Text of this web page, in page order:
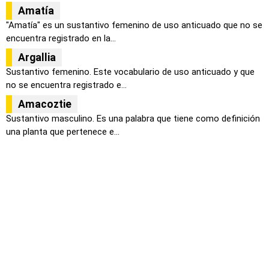
Amatía
"Amatía" es un sustantivo femenino de uso anticuado que no se
encuentra registrado en la...
Argallia
Sustantivo femenino. Este vocabulario de uso anticuado y que
no se encuentra registrado e...
Amacoztie
Sustantivo masculino. Es una palabra que tiene como definición
una planta que pertenece e...